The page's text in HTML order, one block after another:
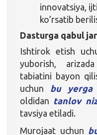
innovatsiya,
ko’rsatib
Dasturga qabul
Ishtirok etish
yuborish,
tabiatini bayon
uchun bu yerga
oldidan tanlov
tavsiya etiladi.
Murojaat uchun